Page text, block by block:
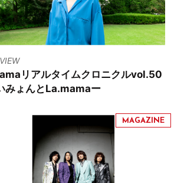
リアルタイムクロニクルvol.50
みょんとLa.mamaー